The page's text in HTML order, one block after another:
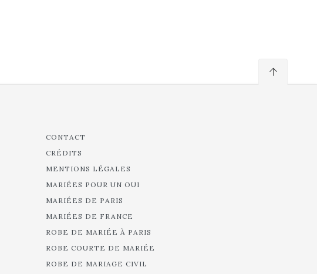
CONTACT
CRÉDITS
MENTIONS LÉGALES
MARIÉES POUR UN OUI
MARIÉES DE PARIS
MARIÉES DE FRANCE
ROBE DE MARIÉE À PARIS
ROBE COURTE DE MARIÉE
ROBE DE MARIAGE CIVIL